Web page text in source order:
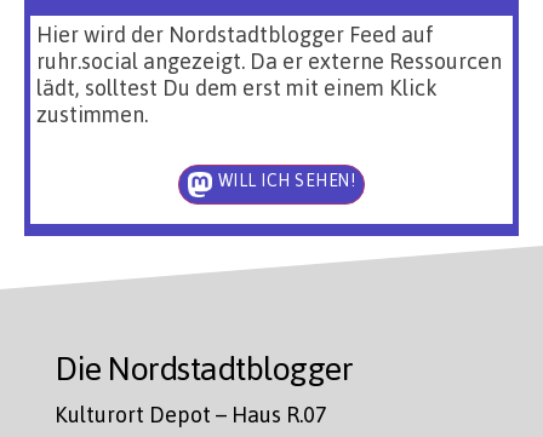
Hier wird der Nordstadtblogger Feed auf
ruhr.social angezeigt. Da er externe Ressourcen
lädt, solltest Du dem erst mit einem Klick
zustimmen.
WILL ICH SEHEN!
Die Nordstadtblogger
Kulturort Depot – Haus R.07